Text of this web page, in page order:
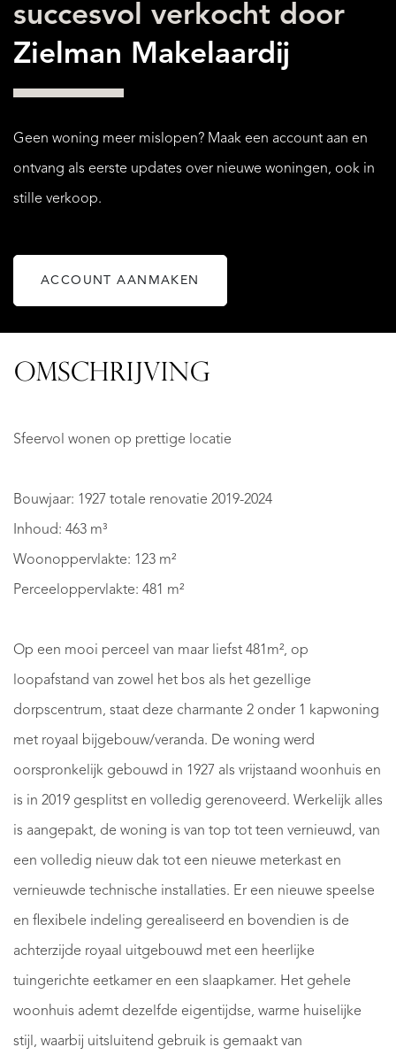
succesvol verkocht door
Zielman Makelaardij
Geen woning meer mislopen? Maak een account aan en
ontvang als eerste updates over nieuwe woningen, ook in
stille verkoop.
ACCOUNT AANMAKEN
OMSCHRIJVING
Sfeervol wonen op prettige locatie
Bouwjaar: 1927 totale renovatie 2019-2024
Inhoud: 463 m³
Woonoppervlakte: 123 m²
Perceeloppervlakte: 481 m²
Op een mooi perceel van maar liefst 481m², op
loopafstand van zowel het bos als het gezellige
dorpscentrum, staat deze charmante 2 onder 1 kapwoning
met royaal bijgebouw/veranda. De woning werd
oorspronkelijk gebouwd in 1927 als vrijstaand woonhuis en
is in 2019 gesplitst en volledig gerenoveerd. Werkelijk alles
is aangepakt, de woning is van top tot teen vernieuwd, van
een volledig nieuw dak tot een nieuwe meterkast en
vernieuwde technische installaties. Er een nieuwe speelse
en flexibele indeling gerealiseerd en bovendien is de
achterzijde royaal uitgebouwd met een heerlijke
tuingerichte eetkamer en een slaapkamer. Het gehele
woonhuis ademt dezelfde eigentijdse, warme huiselijke
stijl, waarbij uitsluitend gebruik is gemaakt van